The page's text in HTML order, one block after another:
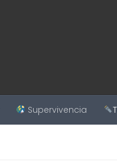
Supervivencia